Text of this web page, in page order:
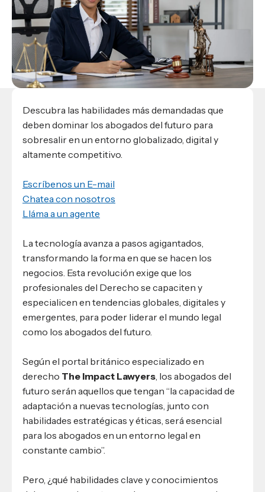
Escuela de Ciencias de la Comunicación
Escuela de Ciencias de la Salud
Escuela de Arquitectura
Ver toda la oferta académica
Escuela deNegocios
Conocé DUX
Datos de contacto
admisiones@usap.edu
+504 2561-8727
Ave. Circunvalación, San Pedro Sula,
Honduras, C.A.
EXCELENCIA USAP
Lifelong Learning University
Responsabilidad social y sostenibilidad
Empleabilidad
¿Que es USAP+?
RECURSOS
Guía de Servicios Académicos y Administrativos
Manual M365
Manual Moddle
Experiencias de alumnos
internacionales
Conocé experiencias
Evento
USAP integra RediEShn
Leer artículo
Descubra las habilidades más demandadas que
deben dominar los abogados del futuro para
sobresalir en un entorno globalizado, digital y
altamente competitivo.
Escríbenos un E-mail
Chatea con nosotros
Lláma a un agente
La tecnología avanza a pasos agigantados,
transformando la forma en que se hacen los
negocios. Esta revolución exige que los
profesionales del Derecho se capaciten y
especialicen en tendencias globales, digitales y
emergentes, para poder liderar el mundo legal
como los abogados del futuro.
Según el portal británico especializado en
derecho The Impact Lawyers , los abogados del
futuro serán aquellos que tengan “la capacidad de
adaptación a nuevas tecnologías, junto con
habilidades estratégicas y éticas, será esencial
para los abogados en un entorno legal en
constante cambio”.
Pero, ¿qué habilidades clave y conocimientos